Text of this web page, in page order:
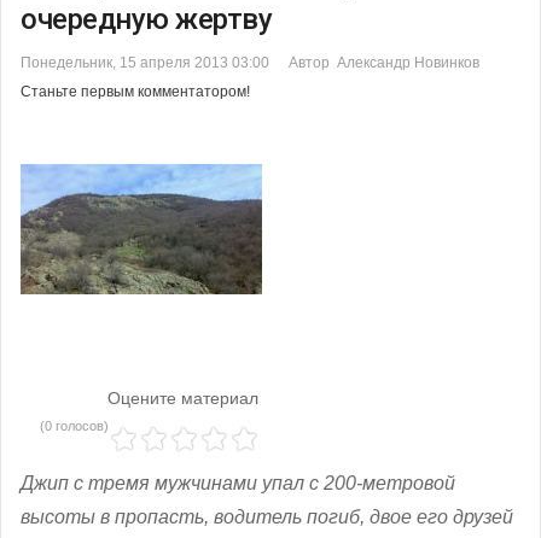
очередную жертву
Понедельник, 15 апреля 2013 03:00
Автор Александр Новинков
Станьте первым комментатором!
Оцените материал
(0 голосов)
Джип с тремя мужчинами упал с 200-метровой
высоты в пропасть, водитель погиб, двое его друзей